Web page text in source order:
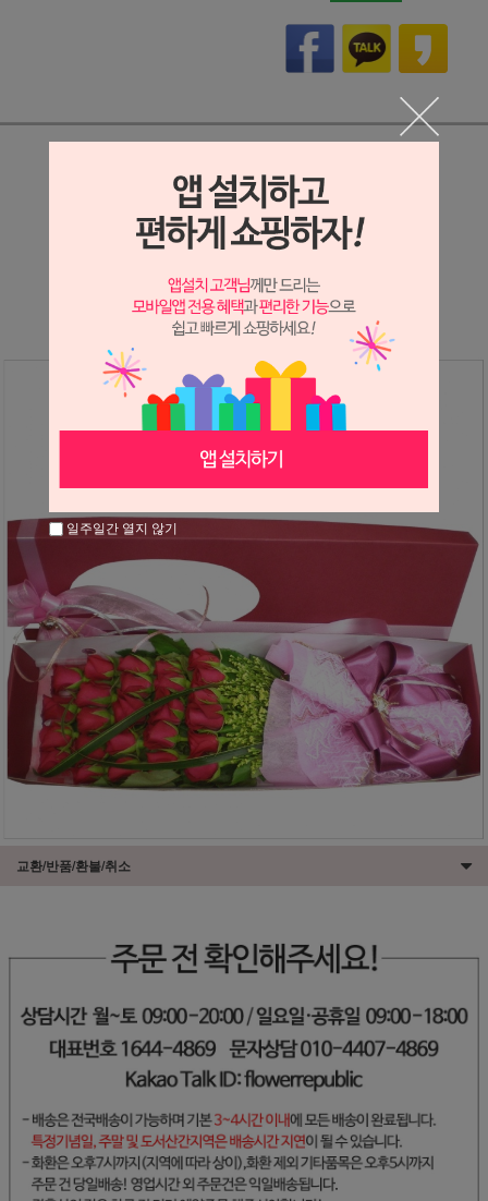
상세정보 새창 열기
상세 정보를 확대해 보실 수 있습니다.
※ 필독해주세요 ※
장미는 시세 변동에 따라 가격이 달라질 수 있으니
교환/반품/환불/취소
일주일간 열지 않기